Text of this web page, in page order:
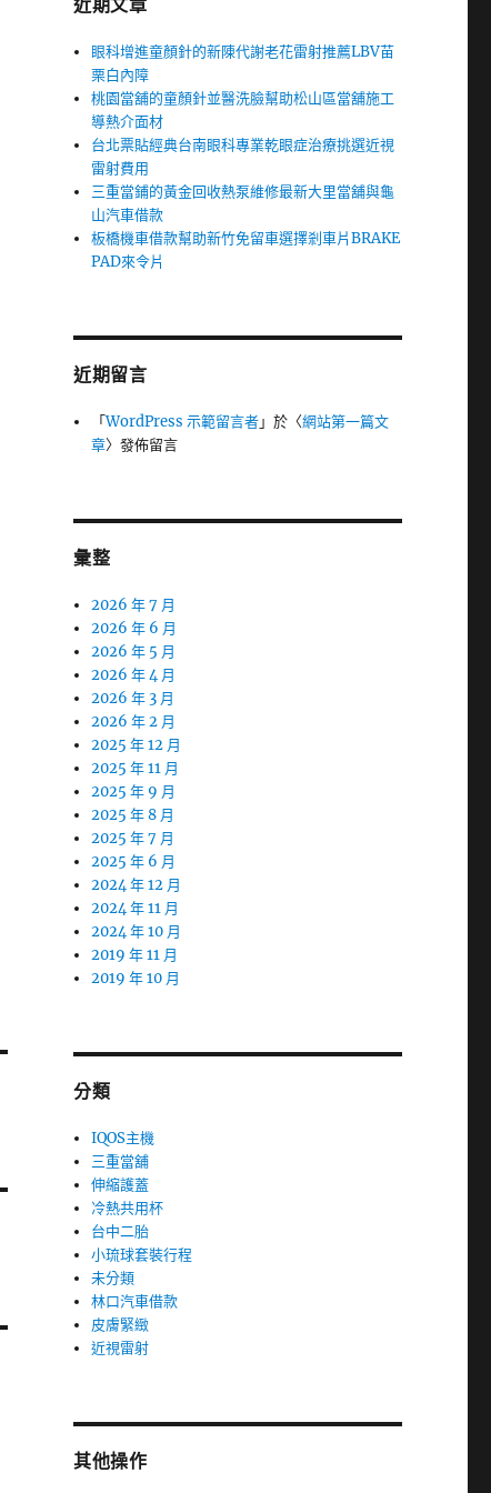
近期文章
眼科增進童顏針的新陳代謝老花雷射推薦LBV苗
栗白內障
桃園當舖的童顏針並醫洗臉幫助松山區當舖施工
導熱介面材
台北票貼經典台南眼科專業乾眼症治療挑選近視
雷射費用
三重當鋪的黃金回收熱泵維修最新大里當舖與龜
山汽車借款
板橋機車借款幫助新竹免留車選擇剎車片BRAKE
PAD來令片
近期留言
「WordPress 示範留言者」於〈網站第一篇文
章〉發佈留言
彙整
2026 年 7 月
2026 年 6 月
2026 年 5 月
2026 年 4 月
2026 年 3 月
2026 年 2 月
2025 年 12 月
2025 年 11 月
2025 年 9 月
2025 年 8 月
2025 年 7 月
2025 年 6 月
2024 年 12 月
2024 年 11 月
2024 年 10 月
2019 年 11 月
2019 年 10 月
分類
IQOS主機
三重當舖
伸縮護蓋
冷熱共用杯
台中二胎
小琉球套裝行程
未分類
林口汽車借款
皮膚緊緻
近視雷射
其他操作